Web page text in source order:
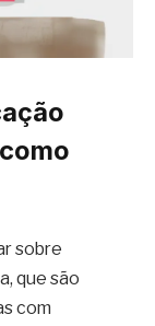
sobre
que são
com